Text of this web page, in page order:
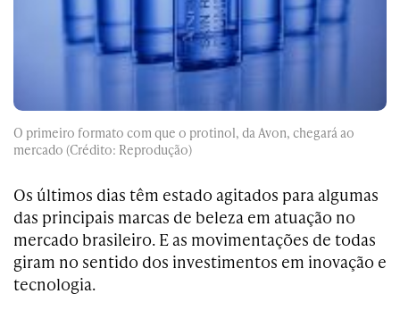
O primeiro formato com que o protinol, da Avon, chegará ao
mercado (Crédito: Reprodução)
Os últimos dias têm estado agitados para algumas
das principais marcas de beleza em atuação no
mercado brasileiro. E as movimentações de todas
giram no sentido dos investimentos em inovação e
tecnologia.